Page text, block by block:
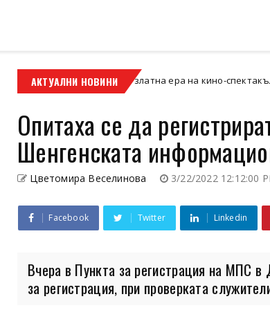
АКТУАЛНИ НОВИНИ
и новата златна ера на кино-спектакъла
Опитаха се да
Шенгенската
Цветомира Веселинова 3/22/2022 12:12:00
Facebook Twitter Linkedin
Вчера в Пункта за регистрация на МПС
за регистрация, при проверката